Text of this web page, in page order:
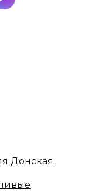
Донская